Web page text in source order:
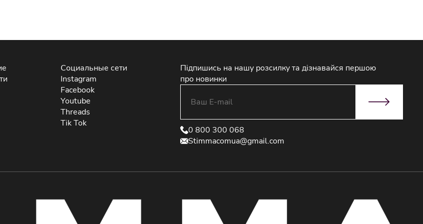
Социальные сети
Instagram
Facebook
Youtube
Threads
Tik Tok
Підпишись на нашу розсилку та дізнавайся першою
про новинки
0 800 300 068
Stimmacomua@gmail.com